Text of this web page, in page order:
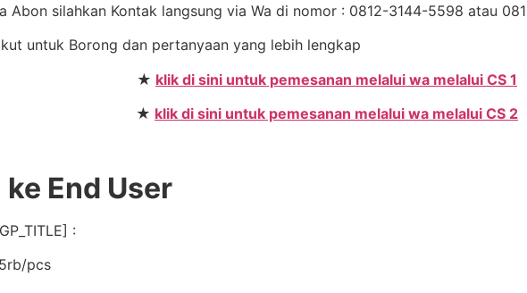
Abon silahkan Kontak langsung via Wa di nomor : 0812-3144-5598 atau
untuk Borong dan pertanyaan yang lebih lengkap
★ klik di sini untuk pemesanan melalui wa melalui CS 1
★ klik di sini untuk pemesanan melalui wa melalui CS 2
End User
:
pcs